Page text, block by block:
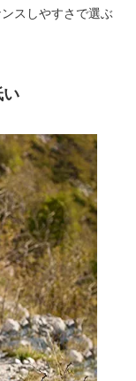
スしやすさで選ぶ
い